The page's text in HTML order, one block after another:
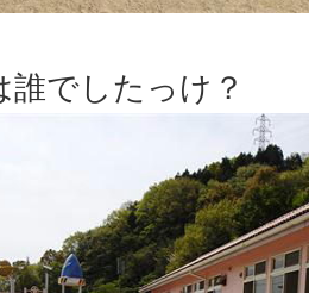
でしたっけ？